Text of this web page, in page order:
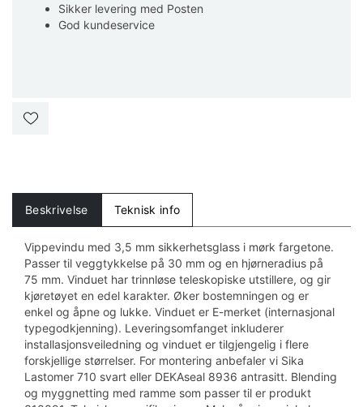
Sikker levering med Posten
God kundeservice
Beskrivelse Teknisk info
Vippevindu med 3,5 mm sikkerhetsglass i mørk fargetone.
Passer til veggtykkelse på 30 mm og en hjørneradius på
75 mm. Vinduet har trinnløse teleskopiske utstillere, og gir
kjøretøyet en edel karakter. Øker bostemningen og er
enkel og åpne og lukke. Vinduet er E-merket (internasjonal
typegodkjenning). Leveringsomfanget inkluderer
installasjonsveiledning og vinduet er tilgjengelig i flere
forskjellige størrelser. For montering anbefaler vi Sika
Lastomer 710 svart eller DEKAseal 8936 antrasitt. Blending
og myggnetting med ramme som passer til er produkt